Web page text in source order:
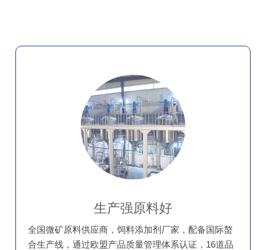
生产强原料好
全国微矿原料供应商，饲料添加剂厂家，配备国际螯
合生产线，通过欧盟产品质量管理体系认证，16道品